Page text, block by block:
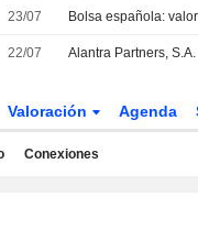
23/07
22/07
Valoración Agenda
Conexiones